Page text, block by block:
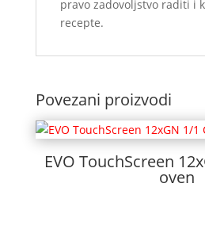
pravo zadovoljstvo raditi i
recepte.
Povezani proizvodi
EVO TouchScreen
oven